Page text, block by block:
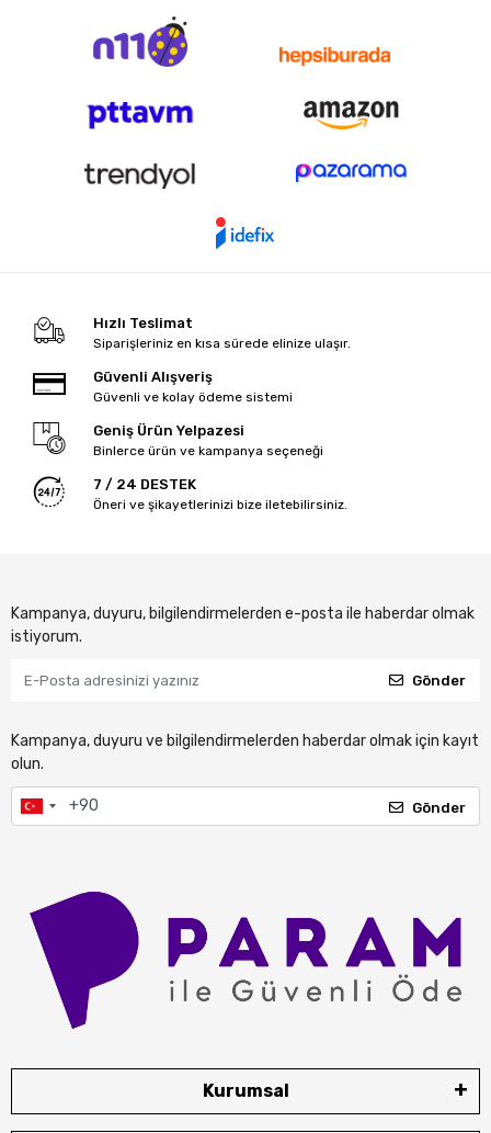
Hızlı Teslimat
Siparişleriniz en kısa sürede elinize ulaşır.
Güvenli Alışveriş
Güvenli ve kolay ödeme sistemi
Geniş Ürün Yelpazesi
Binlerce ürün ve kampanya seçeneği
7 / 24 DESTEK
Öneri ve şikayetlerinizi bize iletebilirsiniz.
Kampanya, duyuru, bilgilendirmelerden e-posta ile haberdar olmak
istiyorum.
Gönder
Kampanya, duyuru ve bilgilendirmelerden haberdar olmak için kayıt
olun.
Gönder
Kurumsal